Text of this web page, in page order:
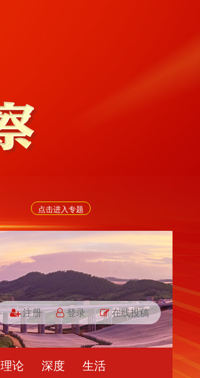
点击进入专题
注册 登录 在线投稿
理论 深度
生活